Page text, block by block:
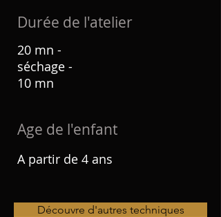
Durée de l'atelier
20 mn -
séchage -
10 mn
Age de l'enfant
A partir de 4 ans
Découvre d'autres techniques